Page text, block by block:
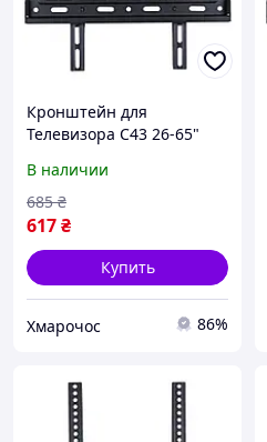
Кронштейн для
Телевизора C43 26-65"
В наличии
617₴
685 ₴
Купить
Хмарочос 86%